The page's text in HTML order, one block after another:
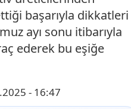
başarıyla dikkatleri
ayı sonu itibarıyla
ederek bu eşiğe
- 16:47